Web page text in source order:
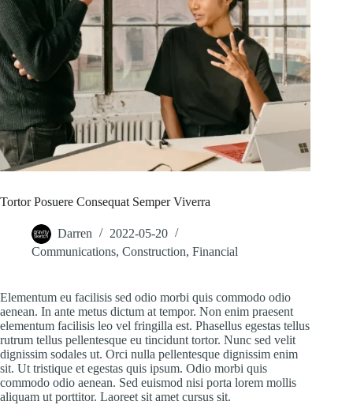
Tortor Posuere Consequat Semper Viverra
Darren
2022-05-20
Communications, Construction, Financial
Elementum eu facilisis sed odio morbi quis commodo odio
aenean. In ante metus dictum at tempor. Non enim praesent
elementum facilisis leo vel fringilla est. Phasellus egestas tellus
rutrum tellus pellentesque eu tincidunt tortor. Nunc sed velit
dignissim sodales ut. Orci nulla pellentesque dignissim enim
sit. Ut tristique et egestas quis ipsum. Odio morbi quis
commodo odio aenean. Sed euismod nisi porta lorem mollis
aliquam ut porttitor. Laoreet sit amet cursus sit.